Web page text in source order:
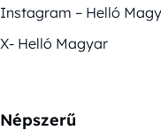
Instagram – Helló
X- Helló Magyar
Népszerű